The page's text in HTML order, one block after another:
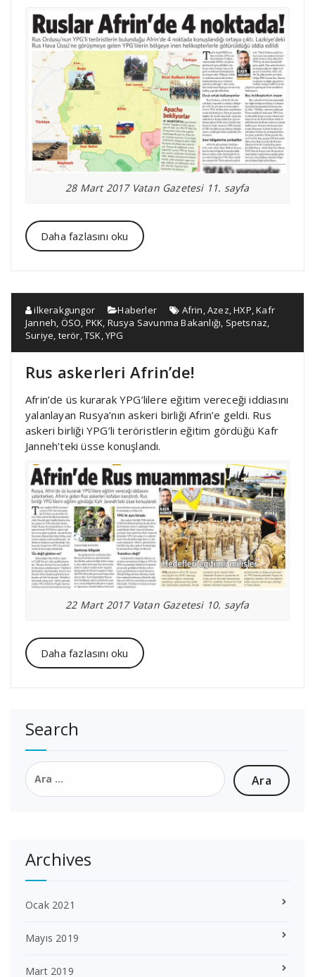
28 Mart 2017 Vatan Gazetesi 11. sayfa
Daha fazlasını oku
ilkerakgungor Haberler Afrin,Azez,HXP,Kafr
Janneh, ÖSO, PKK, Rusya Savunma Bakanlığı, Spetsnaz,
Suriye, terör,TSK,YPG
Rus askerleri Afrin’de!
Afrin’de üs kurarak YPG’lilere eğitim vereceği iddiasını
yalanlayan Rusya’nın askeri birliği Afrin’e geldi. Rus
askeri birliği YPG’li teröristlerin eğitim gördüğü Kafr
Janneh’teki üsse konuşlandı.
22 Mart 2017 Vatan Gazetesi 10. sayfa
Daha fazlasını oku
Search
Arama:
Archives
Ocak 2021
Mayıs 2019
Mart 2019